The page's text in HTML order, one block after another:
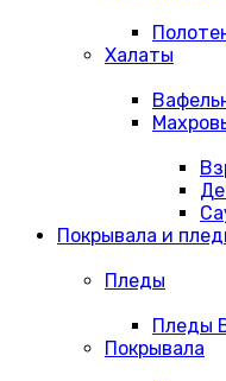
Халаты
Покрывала и
Пледы
Пледы
Покрывала